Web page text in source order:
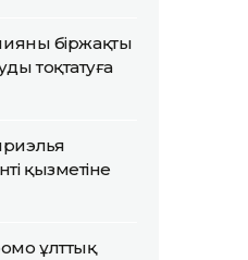
біржақты
тоқтатуға
қызметіне
ұлттық